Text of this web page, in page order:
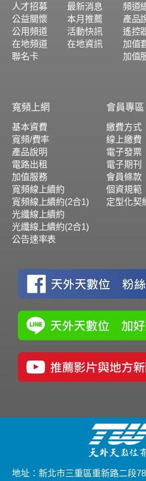
人才招募
公益關懷
公用頻道
在地頻道
聯名卡
最新消息
本月推薦
活動快訊
在地資訊
頻道
產品
遙控
加值
加值
寬頻上網
基本資費
寬頻/費率
產品說明
電路出租
加值服務
寬頻線上續約
寬頻線上續約(2合1)
光纖線上續約
光纖線上續約(2合1)
公告速率表
會員專區
繳費方式
線上繳費
電子發票
電子期刊
會員條款
個資規範
定型化契
地址：新北市三重區重新路二段